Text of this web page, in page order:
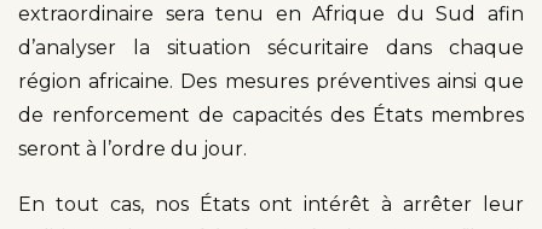
extraordinaire sera tenu en Afrique du Sud afin
d’analyser la situation sécuritaire dans chaque
région africaine. Des mesures préventives ainsi que
de renforcement de capacités des États membres
seront à l’ordre du jour.
En tout cas, nos États ont intérêt à arrêter leur